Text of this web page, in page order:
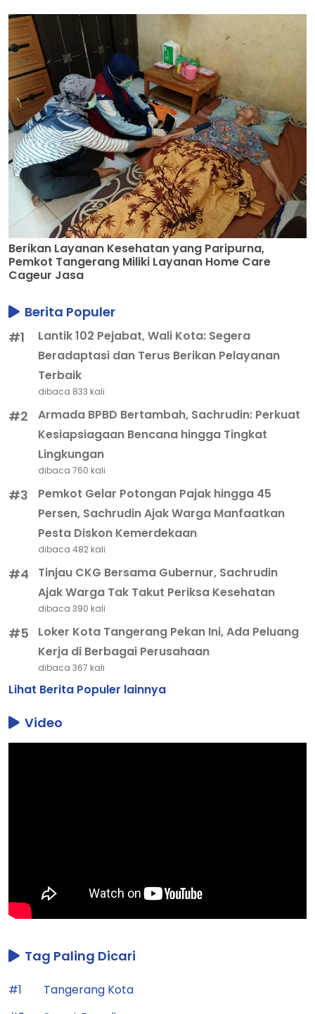
Berikan Layanan Kesehatan yang Paripurna,
Pemkot Tangerang Miliki Layanan Home Care
Cageur Jasa
Berita Populer
#1
Lantik 102 Pejabat, Wali Kota: Segera
Beradaptasi dan Terus Berikan Pelayanan
Terbaik
dibaca 833 kali
#2
Armada BPBD Bertambah, Sachrudin: Perkuat
Kesiapsiagaan Bencana hingga Tingkat
Lingkungan
dibaca 760 kali
#3
Pemkot Gelar Potongan Pajak hingga 45
Persen, Sachrudin Ajak Warga Manfaatkan
Pesta Diskon Kemerdekaan
dibaca 482 kali
#4
Tinjau CKG Bersama Gubernur, Sachrudin
Ajak Warga Tak Takut Periksa Kesehatan
dibaca 390 kali
#5
Loker Kota Tangerang Pekan Ini, Ada Peluang
Kerja di Berbagai Perusahaan
dibaca 367 kali
Lihat Berita Populer lainnya
Video
Tag Paling Dicari
#1
Tangerang Kota